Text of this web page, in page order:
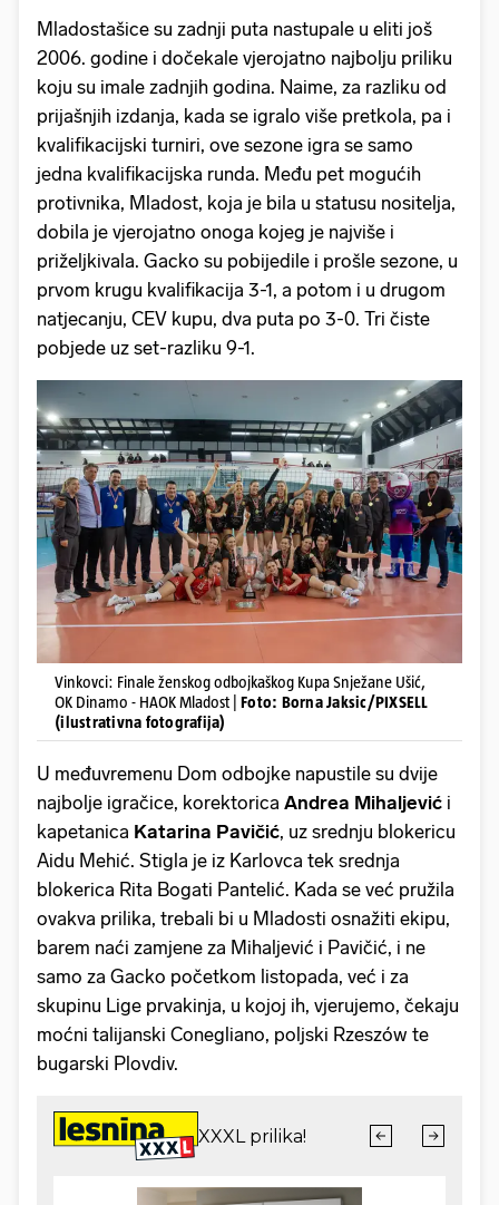
Mladostašice su zadnji puta nastupale u eliti još
2006. godine i dočekale vjerojatno najbolju priliku
koju su imale zadnjih godina. Naime, za razliku od
prijašnjih izdanja, kada se igralo više pretkola, pa i
kvalifikacijski turniri, ove sezone igra se samo
jedna kvalifikacijska runda. Među pet mogućih
protivnika, Mladost, koja je bila u statusu nositelja,
dobila je vjerojatno onoga kojeg je najviše i
priželjkivala. Gacko su pobijedile i prošle sezone, u
prvom krugu kvalifikacija 3-1, a potom i u drugom
natjecanju, CEV kupu, dva puta po 3-0. Tri čiste
pobjede uz set-razliku 9-1.
Vinkovci: Finale ženskog odbojkaškog Kupa Snježane Ušić,
OK Dinamo - HAOK Mladost | Foto: Borna Jaksic/PIXSELL
(ilustrativna fotografija)
U međuvremenu Dom odbojke napustile su dvije
najbolje igračice, korektorica Andrea Mihaljević i
kapetanica Katarina Pavičić, uz srednju blokericu
Aidu Mehić. Stigla je iz Karlovca tek srednja
blokerica Rita Bogati Pantelić. Kada se već pružila
ovakva prilika, trebali bi u Mladosti osnažiti ekipu,
barem naći zamjene za Mihaljević i Pavičić, i ne
samo za Gacko početkom listopada, već i za
skupinu Lige prvakinja, u kojoj ih, vjerujemo, čekaju
moćni talijanski Conegliano, poljski Rzeszów te
bugarski Plovdiv.